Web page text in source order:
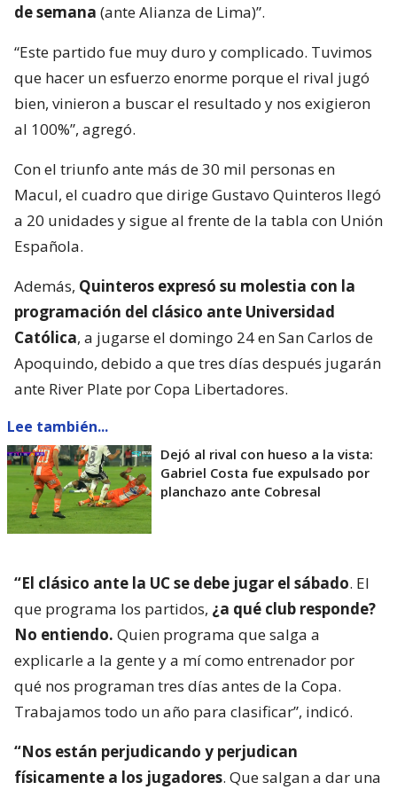
de semana (ante Alianza de Lima)”.
“Este partido fue muy duro y complicado. Tuvimos
que hacer un esfuerzo enorme porque el rival jugó
bien, vinieron a buscar el resultado y nos exigieron
al 100%”, agregó.
Con el triunfo ante más de 30 mil personas en
Macul, el cuadro que dirige Gustavo Quinteros llegó
a 20 unidades y sigue al frente de la tabla con Unión
Española.
Además, Quinteros expresó su molestia con la
programación del clásico ante Universidad
Católica, a jugarse el domingo 24 en San Carlos de
Apoquindo, debido a que tres días después jugarán
ante River Plate por Copa Libertadores.
Lee también...
Dejó al rival con hueso a la vista:
Gabriel Costa fue expulsado por
planchazo ante Cobresal
“El clásico ante la UC se debe jugar el sábado. El
que programa los partidos, ¿a qué club responde?
No entiendo. Quien programa que salga a
explicarle a la gente y a mí como entrenador por
qué nos programan tres días antes de la Copa.
Trabajamos todo un año para clasificar”, indicó.
“Nos están perjudicando y perjudican
físicamente a los jugadores. Que salgan a dar una